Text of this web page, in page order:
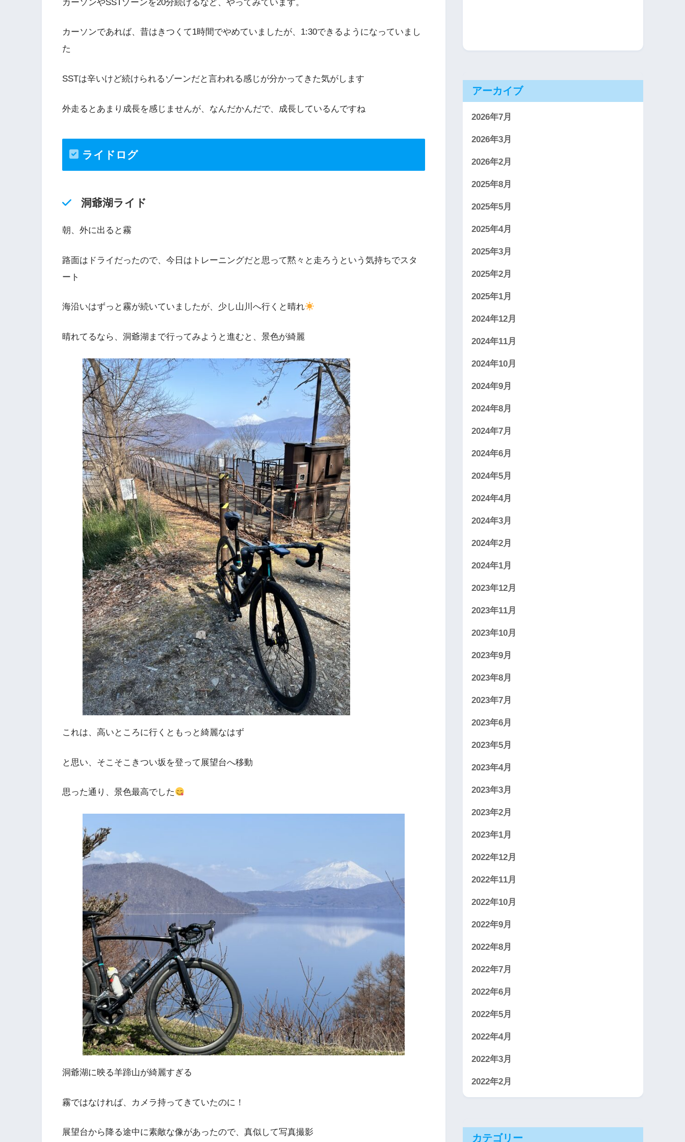
カーソンやSSTゾーンを20分続けるなど、やってみています。
カーソンであれば、昔はきつくて1時間でやめていましたが、1:30できるようになっていまし
た
SSTは辛いけど続けられるゾーンだと言われる感じが分かってきた気がします
外走るとあまり成長を感じませんが、なんだかんだで、成長しているんですね
ライドログ
洞爺湖ライド
朝、外に出ると霧
路面はドライだったので、今日はトレーニングだと思って黙々と走ろうという気持ちでスタ
ート
海沿いはずっと霧が続いていましたが、少し山川へ行くと晴れ
晴れてるなら、洞爺湖まで行ってみようと進むと、景色が綺麗
これは、高いところに行くともっと綺麗なはず
と思い、そこそこきつい坂を登って展望台へ移動
思った通り、景色最高でした
洞爺湖に映る羊蹄山が綺麗すぎる
霧ではなければ、カメラ持ってきていたのに！
展望台から降る途中に素敵な像があったので、真似して写真撮影
アーカイブ
2026年7月
2026年3月
2026年2月
2025年8月
2025年5月
2025年4月
2025年3月
2025年2月
2025年1月
2024年12月
2024年11月
2024年10月
2024年9月
2024年8月
2024年7月
2024年6月
2024年5月
2024年4月
2024年3月
2024年2月
2024年1月
2023年12月
2023年11月
2023年10月
2023年9月
2023年8月
2023年7月
2023年6月
2023年5月
2023年4月
2023年3月
2023年2月
2023年1月
2022年12月
2022年11月
2022年10月
2022年9月
2022年8月
2022年7月
2022年6月
2022年5月
2022年4月
2022年3月
2022年2月
カテゴリー